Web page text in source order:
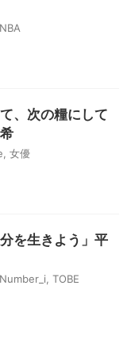
NBA
、次の糧にして
女優
を生きよう」平
Number_i TOBE